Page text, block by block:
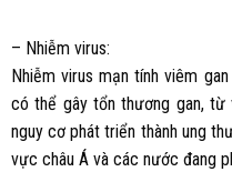
– Nhiễm virus:
Nhiễm virus mạn tính viêm
có thể gây tổn thương gan, từ
nguy cơ phát triển thành ung
vực châu Á và các nước đang